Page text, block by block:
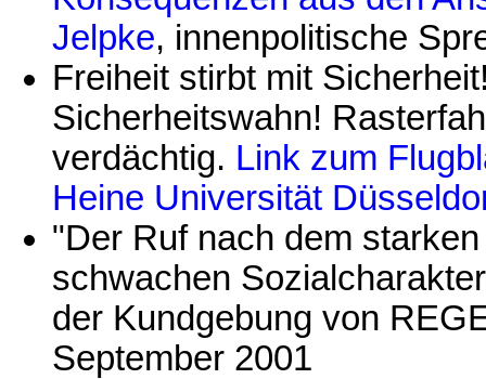
Jelpke, innenpolitische
Freiheit stirbt mit
Sicherheitswahn!
verdächtig. Link zum
Heine Universität
"Der Ruf nach dem
schwachen
der Kundgebung von
September 2001